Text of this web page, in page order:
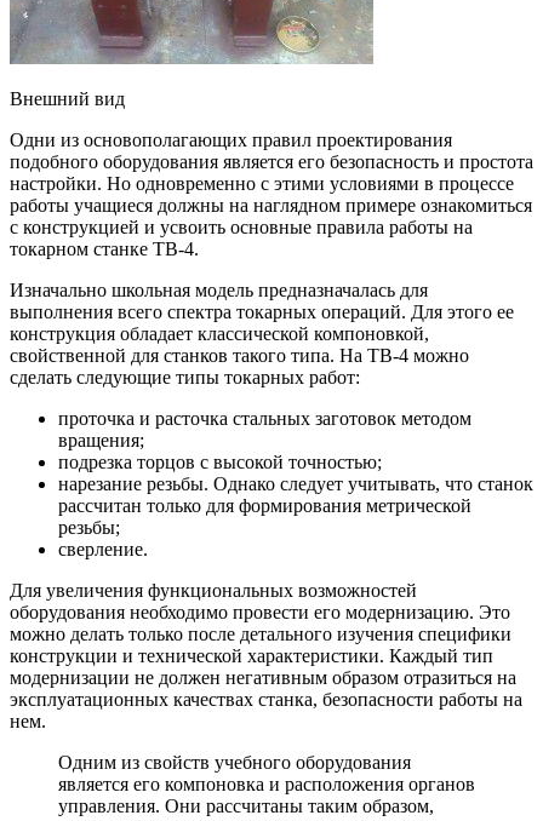
Внешний вид
Одни из основополагающих правил проектирования
подобного оборудования является его безопасность и простота
настройки. Но одновременно с этими условиями в процессе
работы учащиеся должны на наглядном примере ознакомиться
с конструкцией и усвоить основные правила работы на
токарном станке ТВ-4.
Изначально школьная модель предназначалась для
выполнения всего спектра токарных операций. Для этого ее
конструкция обладает классической компоновкой,
свойственной для станков такого типа. На ТВ-4 можно
сделать следующие типы токарных работ:
проточка и расточка стальных заготовок методом
вращения;
подрезка торцов с высокой точностью;
нарезание резьбы. Однако следует учитывать, что станок
рассчитан только для формирования метрической
резьбы;
сверление.
Для увеличения функциональных возможностей
оборудования необходимо провести его модернизацию. Это
можно делать только после детального изучения специфики
конструкции и технической характеристики. Каждый тип
модернизации не должен негативным образом отразиться на
эксплуатационных качествах станка, безопасности работы на
нем.
Одним из свойств учебного оборудования
является его компоновка и расположения органов
управления. Они рассчитаны таким образом,